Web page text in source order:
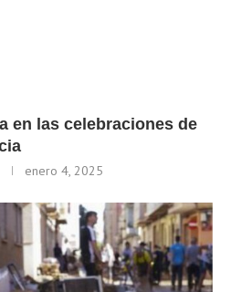
en las celebraciones de
enero 4, 2025